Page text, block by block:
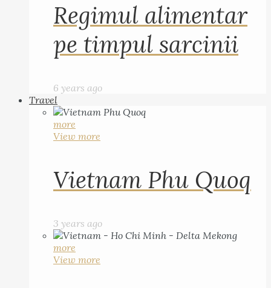
Regimul alimentar
pe timpul sarcinii
6 years ago
Travel
more
View more
Vietnam Phu Quoq
3 years ago
more
View more